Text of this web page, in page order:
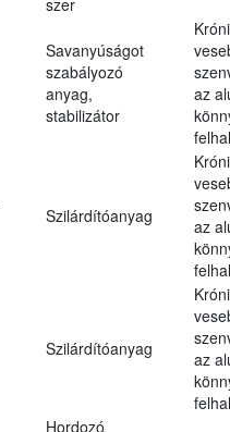
Savanyúságot
szabályozó
anyag,
stabilizátor
az
Szilárdítóanyag
az
Szilárdítóanyag
az
Hordozó